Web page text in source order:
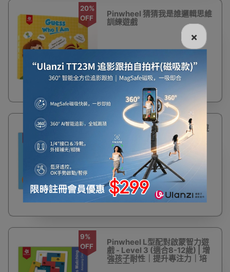
20%
OFF
Pinwheel 猜猜我是誰邏輯思維
訓練遊戲
$102 $128
9%
Pinwheel L型配對啟蒙智力遊
戲 - Level 2 (適合5-6歲) | 增
強孩子耐性｜提升專注力｜培
養觀察力
$116 $128
9%
OFF
Pinwheel L型配對啟蒙智力遊
戲 - Level 3 (適合8-12歲) | 增
強孩子耐性｜提升專注力｜培
養觀察力
×